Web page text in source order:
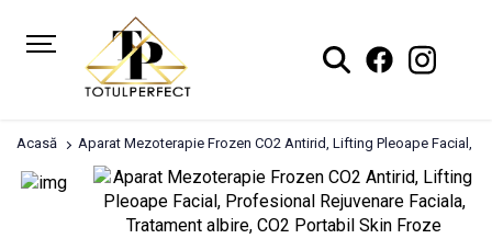
Acasă Aparat Mezoterapie Frozen CO2 Antirid, Lifting Pleoape Facial,